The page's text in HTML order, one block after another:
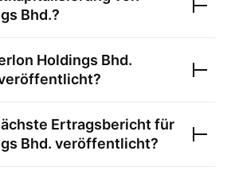
Bhd.?
Holdings Bhd.
Ertragsbericht für
Bhd. veröffentlicht?